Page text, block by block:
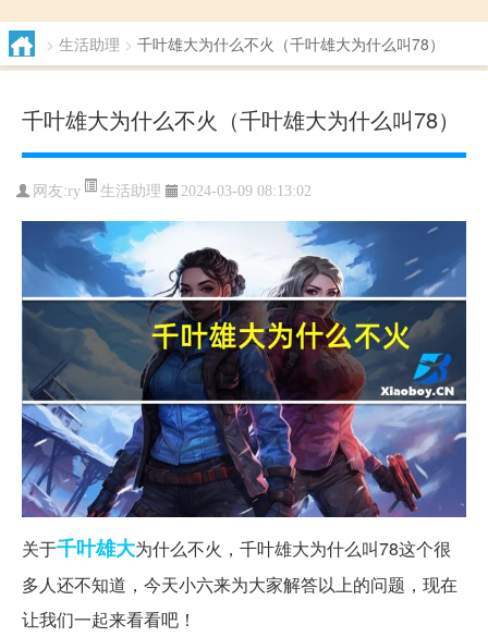
> 生活助理 > 千叶雄大为什么不火（千叶雄大为什么叫78）
千叶雄大为什么不火（千叶雄大为什么叫78）
网友:ry 生活助理 2024-03-09 08:13:02
关于千叶雄大为什么不火，千叶雄大为什么叫78这个很
多人还不知道，今天小六来为大家解答以上的问题，现在
让我们一起来看看吧！